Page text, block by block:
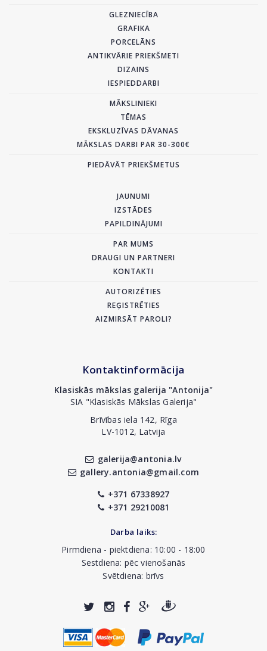
GLEZNIECĪBA
GRAFIKA
PORCELĀNS
ANTIKVĀRIE PRIEKŠMETI
DIZAINS
IESPIEDDARBI
MĀKSLINIEKI
TĒMAS
EKSKLUZĪVAS DĀVANAS
MĀKSLAS DARBI PAR 30-300€
PIEDĀVĀT PRIEKŠMETUS
JAUNUMI
IZSTĀDES
PAPILDINĀJUMI
PAR MUMS
DRAUGI UN PARTNERI
KONTAKTI
AUTORIZĒTIES
REĢISTRĒTIES
AIZMIRSĀT PAROLI?
Kontaktinformācija
Klasiskās mākslas galerija "Antonija"
SIA "Klasiskās Mākslas Galerija"
Brīvības iela 142, Rīga
LV-1012, Latvija
galerija@antonia.lv
gallery.antonia@gmail.com
+371 67338927
+371 29210081
Darba laiks:
Pirmdiena - piektdiena: 10:00 - 18:00
Sestdiena: pēc vienošanās
Svētdiena: brīvs